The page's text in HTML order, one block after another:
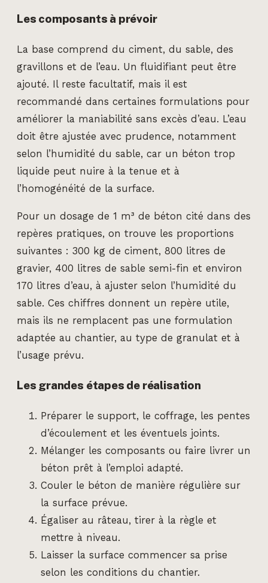
Les composants à prévoir
La base comprend du ciment, du sable, des
gravillons et de l’eau. Un fluidifiant peut être
ajouté. Il reste facultatif, mais il est
recommandé dans certaines formulations pour
améliorer la maniabilité sans excès d’eau. L’eau
doit être ajustée avec prudence, notamment
selon l’humidité du sable, car un béton trop
liquide peut nuire à la tenue et à
l’homogénéité de la surface.
Pour un dosage de 1 m³ de béton cité dans des
repères pratiques, on trouve les proportions
suivantes : 300 kg de ciment, 800 litres de
gravier, 400 litres de sable semi-fin et environ
170 litres d’eau, à ajuster selon l’humidité du
sable. Ces chiffres donnent un repère utile,
mais ils ne remplacent pas une formulation
adaptée au chantier, au type de granulat et à
l’usage prévu.
Les grandes étapes de réalisation
Préparer le support, le coffrage, les pentes
d’écoulement et les éventuels joints.
Mélanger les composants ou faire livrer un
béton prêt à l’emploi adapté.
Couler le béton de manière régulière sur
la surface prévue.
Égaliser au râteau, tirer à la règle et
mettre à niveau.
Laisser la surface commencer sa prise
selon les conditions du chantier.